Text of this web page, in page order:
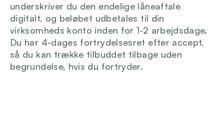
underskriver du den endelige låneaftale
digitalt, og beløbet udbetales til din
virksomheds konto inden for 1-2 arbejdsdage.
Du har 4-dages fortrydelsesret efter accept,
så du kan trække tilbuddet tilbage uden
begrundelse, hvis du fortryder.